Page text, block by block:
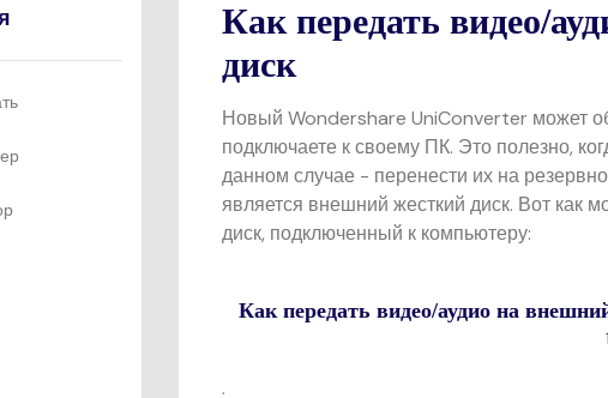
Как передать видео/
диск
Новый Wondershare UniConverter может
подключаете к своему ПК. Это полезно,
данном случае - перенести их на
является внешний жесткий диск. Вот
диск, подключенный к компьютеру:
Как передать видео/аудио на
.